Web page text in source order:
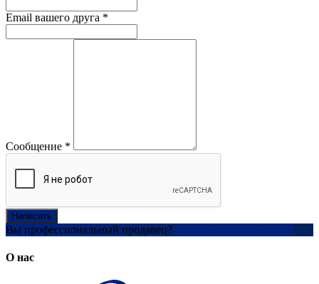
Email вашего друга *
Сообщение *
Написать
Вы профессиональный продавец?
О нас